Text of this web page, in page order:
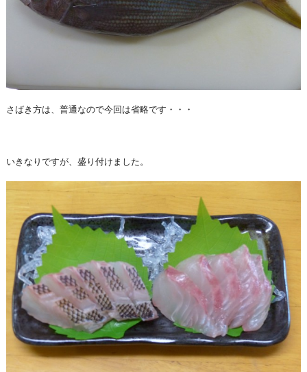
さばき方は、普通なので今回は省略です・・・
いきなりですが、盛り付けました。